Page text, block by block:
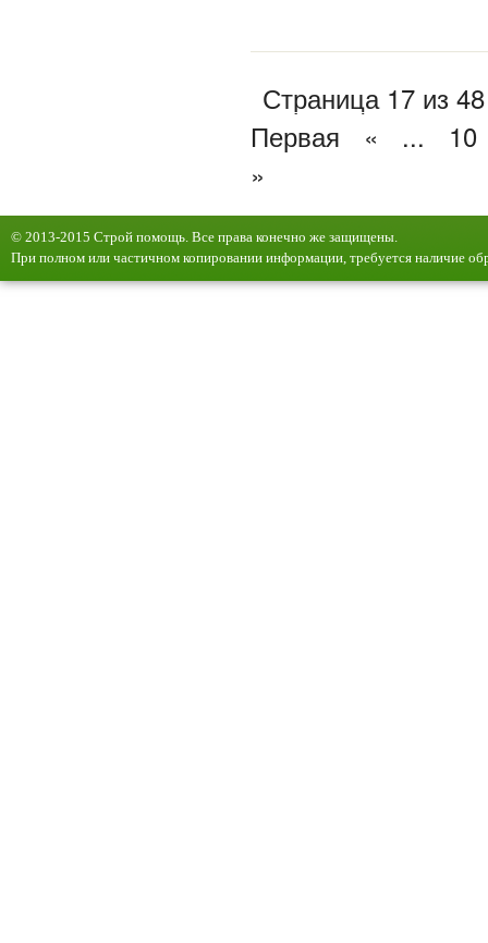
Страница 17 из 48
Первая
« ...
10
»
© 2013-2015 Строй помощь. Все права конечно же защищены.
При полном или частичном копировании информации, требуется наличие